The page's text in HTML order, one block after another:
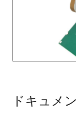
はSoCと関連す
を搭載していま
ドキュメ